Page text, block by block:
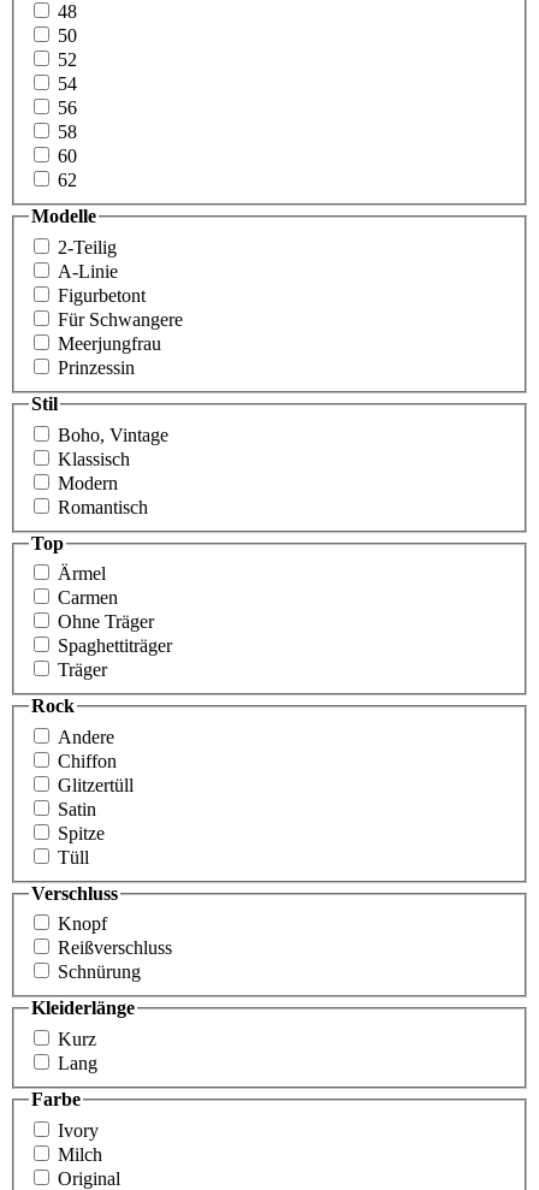
48
50
52
54
56
58
60
62
Modelle
2-Teilig
A-Linie
Figurbetont
Für Schwangere
Meer­jungfrau
Prinzessin
Stil
Boho, Vintage
Klassisch
Modern
Romantisch
Top
Ärmel
Carmen
Ohne Träger
Spaghettiträger
Träger
Rock
Andere
Chiffon
Glitzertüll
Satin
Spitze
Tüll
Verschluss
Knopf
Reißverschluss
Schnürung
Kleiderlänge
Kurz
Lang
Farbe
Ivory
Milch
Original